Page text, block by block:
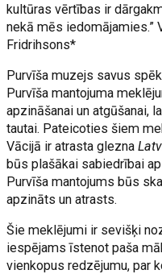
kultūras vērtības ir
nekā mēs iedomājamies.”
Fridrihsons*
Purvīša muzejs savus
Purvīša mantojuma
apzināšanai un atgūšanai,
tautai. Pateicoties šiem
Vācijā ir atrasta glezna
būs plašākai sabiedrībai
Purvīša mantojums būs
apzināts un atrasts.
Šie meklējumi ir sevišķi
iespējams īstenot paša
vienkopus redzējumu, par